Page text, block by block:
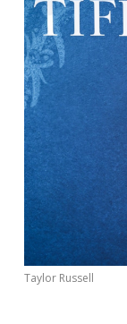
Taylor Russell